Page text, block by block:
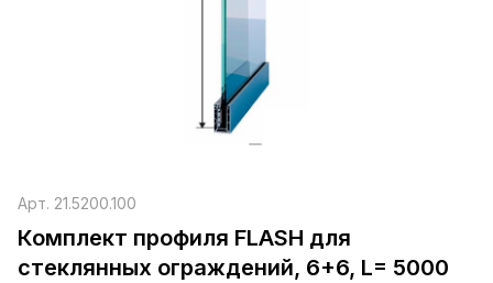
Арт. 21.5200.100
Комплект профиля FLASH для
стеклянных ограждений, 6+6, L= 5000